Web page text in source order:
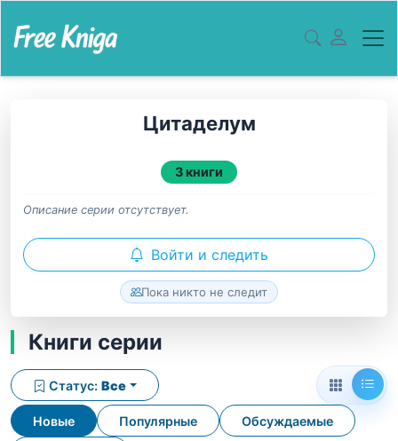
Цитаделум
3 книги
Описание серии отсутствует.
Войти и следить
Пока никто не следит
Книги серии
Новые Популярные Обсуждаемые
Статус: Все